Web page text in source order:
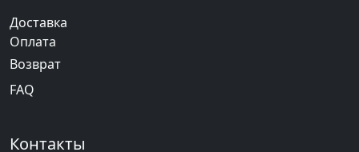
Доставка
Оплата
Возврат
FAQ
Контакты